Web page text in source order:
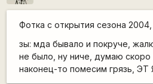
Фотка с открытия сезона
зы: мда бывало и покруче,
не было, ну ниче, думаю скоро
наконец-то помесим грязь,